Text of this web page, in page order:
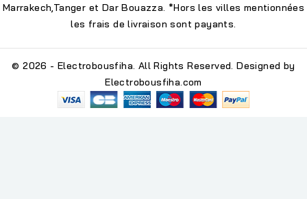
Marrakech,Tanger et Dar Bouazza. *Hors les villes mentionnées
les frais de livraison sont payants.
© 2026 - Electrobousfiha. All Rights Reserved. Designed by
Electrobousfiha.com